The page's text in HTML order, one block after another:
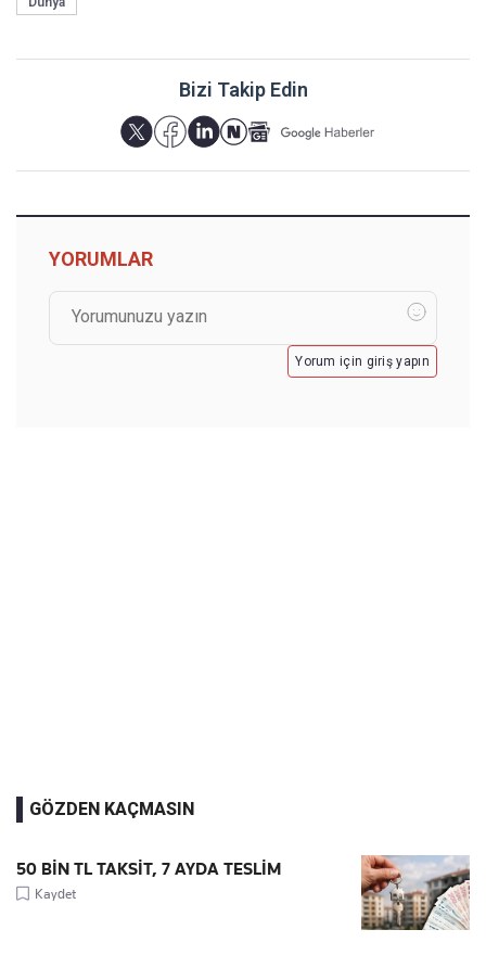
Bizi Takip Edin
YORUMLAR
Yorum için giriş yapın
GÖZDEN KAÇMASIN
50 BİN TL TAKSİT, 7 AYDA TESLİM
Kaydet